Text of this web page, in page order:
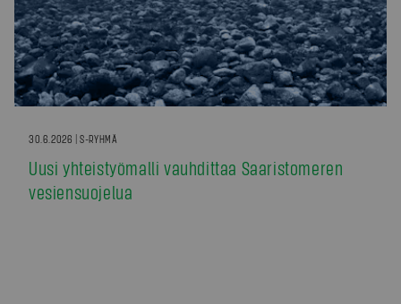
30.6.2026 | S-RYHMÄ
Uusi yhteistyömalli vauhdittaa Saaristomeren
vesiensuojelua